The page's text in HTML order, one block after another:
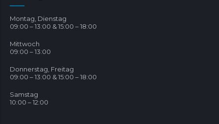
Montag, Dienstag
09:00 – 13:00 & 15:00 – 18:00
Mittwoch
09:00 – 13:00
Donnerstag, Freitag
09:00 – 13:00 & 15:00 – 18:00
Samstag
10:00 – 12:00